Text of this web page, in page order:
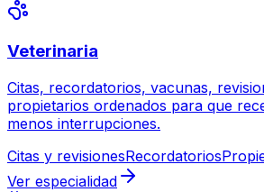
Veterinaria
Citas, recordatorios, vacunas,
propietarios ordenados para que
menos interrupciones.
Citas y revisionesRecordatorios
Ver especialidad